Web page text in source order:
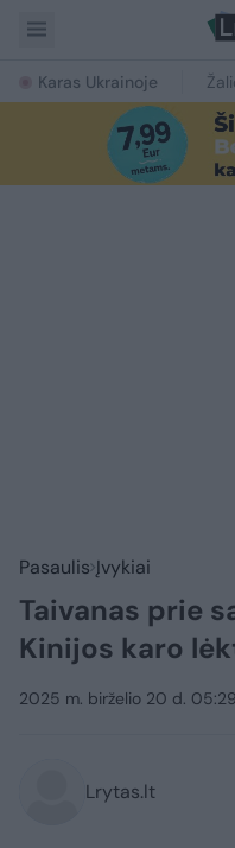
Karas Ukrainoje
Pasaulis Įvykiai
Taivanas prie
Kinijos karo
2025 m. birželio 20 d. 05:29
Lrytas.lt